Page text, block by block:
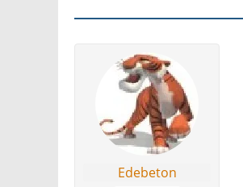
Edebeton